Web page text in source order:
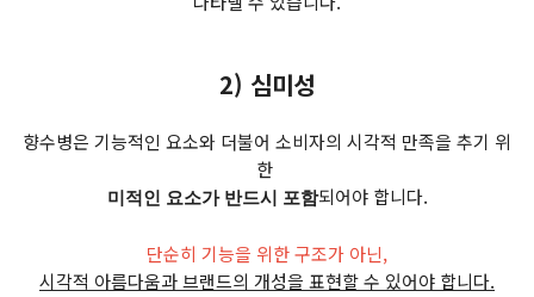
2) 심미성
향수병은 기능적인 요소와 더불어 소비자의 시각적 만족을 추기 위
한
미적인 요소가 반드시 포함되어야 합니다.
단순히 기능을 위한 구조가 아닌,
시각적 아름다움과 브랜드의 개성을 표현할 수 있어야 합니다.